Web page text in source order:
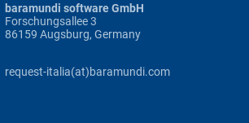
baramundi software GmbH
Forschungsallee 3
86159 Augsburg, Germany
request-italia(at)baramundi.com